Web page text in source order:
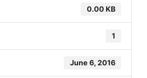
0.00 KB
1
June 6, 2016